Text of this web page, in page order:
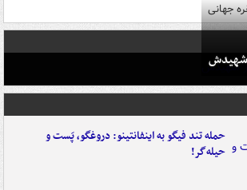
جهانی
شهیدش
حمله تند فیگو به اینفانتینو: دروغگو، پَست‌ و
حیله‌گر!